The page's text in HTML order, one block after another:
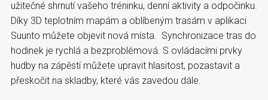
užitečné shrnutí vašeho tréninku, denní aktivity a odpočinku.
Díky 3D teplotním mapám a oblíbeným trasám v aplikaci
Suunto můžete objevit nová místa. Synchronizace tras do
hodinek je rychlá a bezproblémová. S ovládacími prvky
hudby na zápěstí můžete upravit hlasitost, pozastavit a
přeskočit na skladby, které vás zavedou dále.